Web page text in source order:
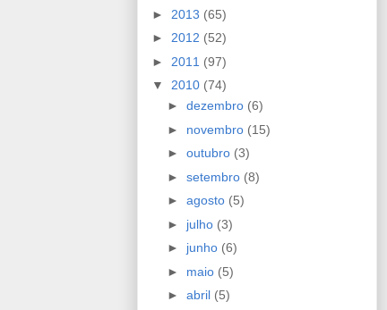
► 2013 (65)
► 2012 (52)
► 2011 (97)
▼ 2010 (74)
► dezembro (6)
► novembro (15)
► outubro (3)
► setembro (8)
► agosto (5)
► julho (3)
► junho (6)
► maio (5)
► abril (5)